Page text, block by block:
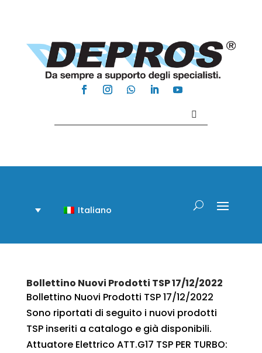
Italiano
Bollettino Nuovi Prodotti TSP 17/12/2022
Bollettino Nuovi Prodotti TSP 17/12/2022
Sono riportati di seguito i nuovi prodotti
TSP inseriti a catalogo e già disponibili.
Attuatore Elettrico ATT.G17 TSP PER TURBO: